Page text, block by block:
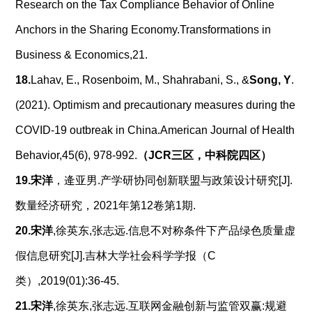
Research on the Tax Compliance Behavior of Online
Anchors in the Sharing Economy.Transformations in
Business & Economics,21.
18.Lahav, E., Rosenboim, M., Shahrabani, S., &Song, Y.
(2021). Optimism and precautionary measures during the
COVID-19 outbreak in China.American Journal of Health
Behavior,45(6), 978-992. （JCR三区，中科院四区）
19.宋洋，逄亚男.产学研协同创新联盟与政策设计研究[J].
数量经济研究，2021年第12卷第1期.
20.宋洋,徐英东,张志远.信息不对称条件下产品绿色质量虚
假信息研究[J].吉林大学社会科学学报（C
类）,2019(01):36-45.
21.宋洋,徐英东,张志远.互联网金融创新与监管双赢:规避